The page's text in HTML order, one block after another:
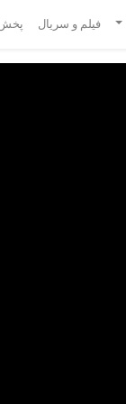
فیلم و سریال پخش